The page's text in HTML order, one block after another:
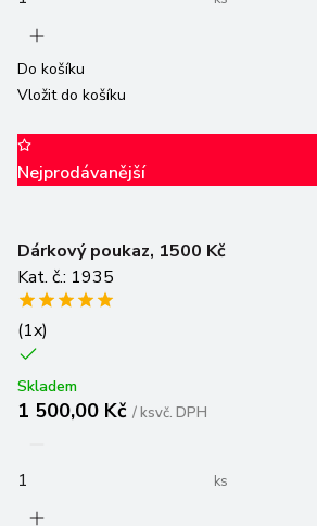
Do košíku
Vložit do košíku
Nejprodávanější
Dárkový poukaz, 1500 Kč
Kat. č.: 1935
(1x)
Skladem
1 500,00 Kč /ksvč. DPH
ks